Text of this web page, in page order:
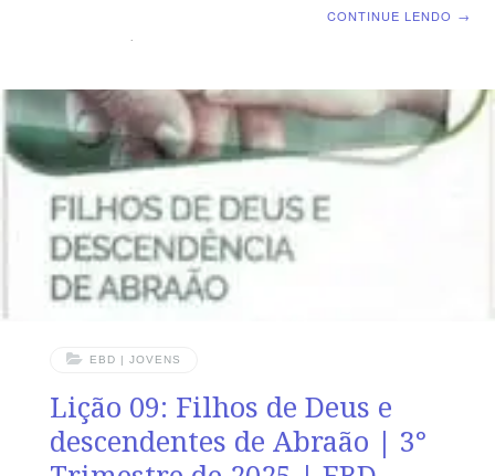
RESUMO DA LIÇÃO O abandono da liberdade que
Cristo nos deu tem causas desastrosas. LEITURA DA
SEMANA SEGUNDA — At 15.10 A Lei era difícil de ser
guardadaTERÇA — Gl 5.9 O “fermento”
CONTINUE LENDO →
EBD | JOVENS
Lição 09: Filhos de Deus e
descendentes de Abraão | 3°